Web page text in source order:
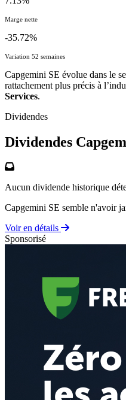
Marge nette
-35.72%
Variation 52 semaines
Capgemini SE évolue dans le
rattachement plus précis à
Services.
Dividendes
Dividendes
Aucun dividende historique
Capgemini SE semble n'avoir
Voir en détails
Sponsorisé